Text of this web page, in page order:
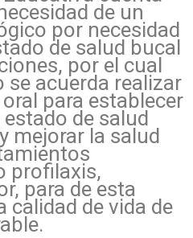
de un
por necesidad
de salud bucal
por el cual
se acuerda realizar
para establecer
de salud
mejorar la salud
profilaxis,
para de esta
calidad de vida de